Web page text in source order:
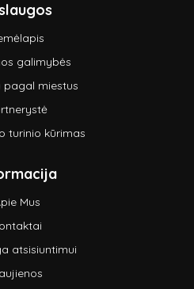
galimybės
pagal miestus
turinio kūrimas
Mus
atsisiuntimui